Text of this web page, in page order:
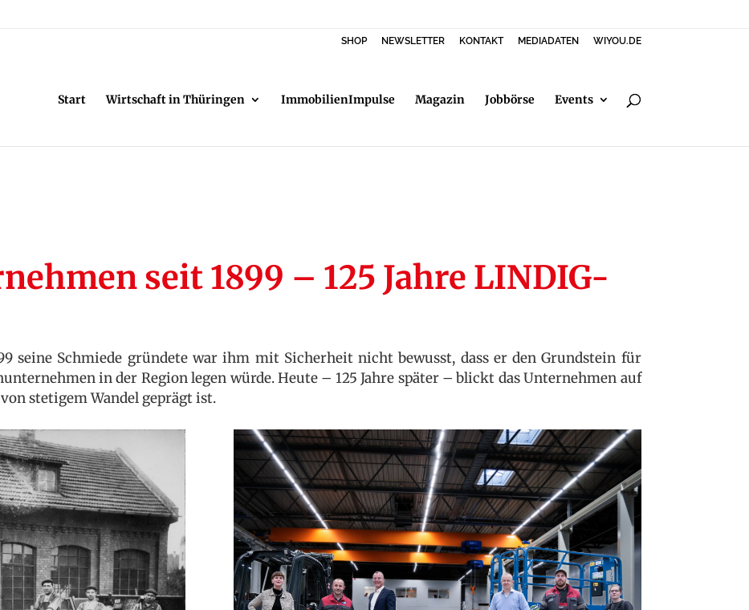
SHOP NEWSLETTER KONTAKT MEDIADATEN WIYOU.DE
Start Wirtschaft in Thüringen ImmobilienImpulse Magazin Jobbörse Events
seit 1899 – 125 Jahre LINDIG-
seine Schmiede gründete war ihm mit Sicherheit nicht bewusst, dass er den Grundstein für
in der Region legen würde. Heute – 125 Jahre später – blickt das Unternehmen auf
stetigem Wandel geprägt ist.